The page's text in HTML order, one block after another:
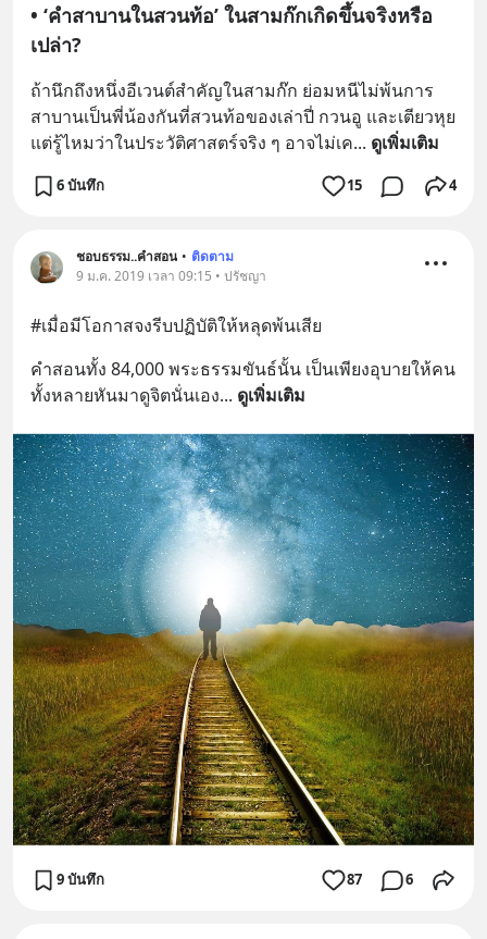
• ‘คำสาบานในสวนท้อ’ ในสามก๊กเกิดขึ้นจริงหรือ
เปล่า?
ถ้านึกถึงหนึ่งอีเวนต์สำคัญในสามก๊ก ย่อมหนีไม่พ้นการ
สาบานเป็นพี่น้องกันที่สวนท้อของเล่าปี่ กวนอู และเตียวหุย
แต่รู้ไหมว่าในประวัติศาสตร์จริง ๆ อาจไม่เค... ดูเพิ่มเติม
6 บันทึก 15 4
ชอบธรรม..คำสอน • ติดตาม
9 ม.ค. 2019 เวลา 09:15 • ปรัชญา
#เมื่อมีโอกาสจงรีบปฏิบัติให้หลุดพ้นเสีย
คำสอนทั้ง 84,000 พระธรรมขันธ์นั้น เป็นเพียงอุบายให้คน
ทั้งหลายหันมาดูจิตนั่นเอง... ดูเพิ่มเติม
9 บันทึก 87 6